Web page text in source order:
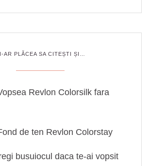
AR PLĂCEA SA CITEȘTI ȘI…
Revlon Colorsilk fara
de ten Revlon Colorstay
busuiocul daca te-ai vopsit